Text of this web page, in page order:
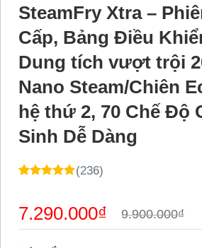
SteamFry Xtra –
Cấp, Bảng Điều
Dung tích vượt trội
Nano Steam/Chiên
hệ thứ 2, 70 Chế Độ
Sinh Dễ Dàng
đánh giá
(236)
9.900.000₫
Giá
gốc
là:
9.900.000₫.
7.290.000₫
Giá
hiện
tại